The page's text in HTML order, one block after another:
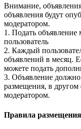
Внимание,
объявления будут
модератором.
1. Подать объявление
пользователь
2. Каждый
объявлений в месяц.
можете подать
3. Объявление должно
размещения, в другом
модератором.
Правила